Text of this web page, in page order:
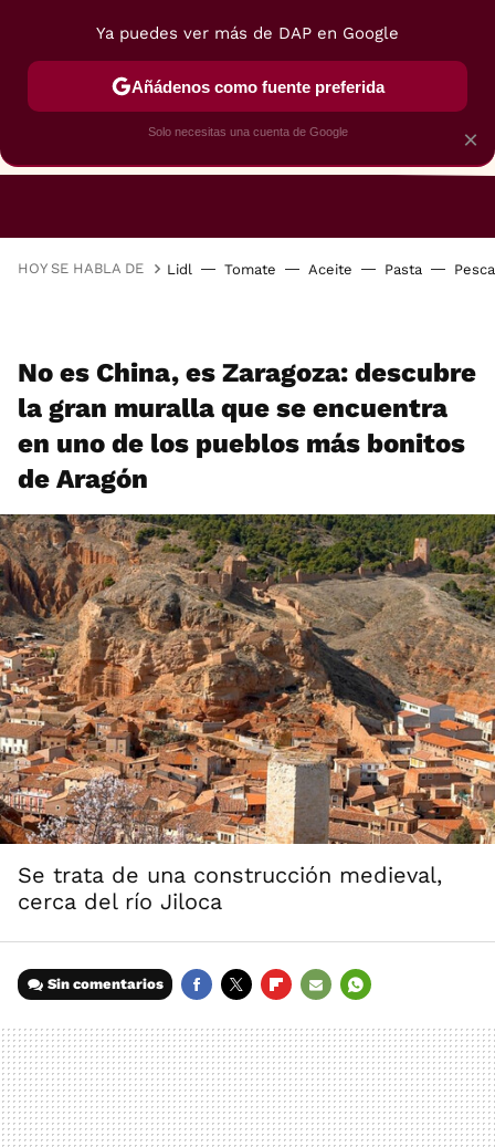
RESTAURANTES GASTROGUÍA
HOY SE HABLA DE Lidl Tomate Aceite Pasta
No es China, es Zaragoza: descubre
la gran muralla que se encuentra
en uno de los pueblos más bonitos
de Aragón
Se trata de una construcción medieval,
cerca del río Jiloca
Sin comentarios
MAIL
×
Ya puedes ver más de DAP en Google
Añádenos como fuente preferida
Solo necesitas una cuenta de Google